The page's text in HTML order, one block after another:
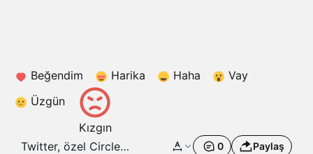
Beğendim Harika Haha
Vay
Üzgün
Kızgın
Twitter, özel Circle
0 Paylaş